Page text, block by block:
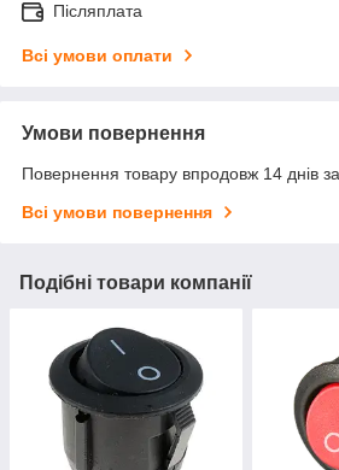
Післяплата
Всі умови оплати
Умови повернення
Повернення товару впродовж 14 днів
Всі умови повернення
Подібні товари компанії